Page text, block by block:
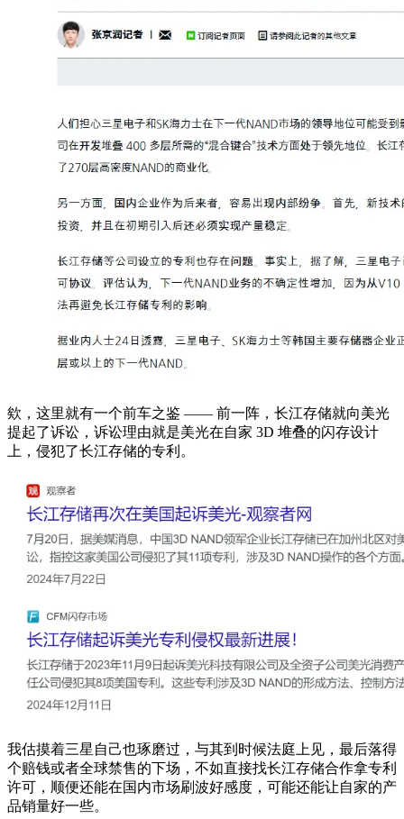
欸，这里就有一个前车之鉴 —— 前一阵，长江存储就向美光
提起了诉讼，诉讼理由就是美光在自家 3D 堆叠的闪存设计
上，侵犯了长江存储的专利。
我估摸着三星自己也琢磨过，与其到时候法庭上见，最后落得
个赔钱或者全球禁售的下场，不如直接找长江存储合作拿专利
许可，顺便还能在国内市场刷波好感度，可能还能让自家的产
品销量好一些。